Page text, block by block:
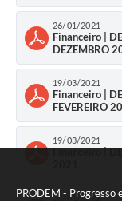
PRODEM - Progresso
26/01/2021
Financeiro |
DEZEMBRO
19/03/2021
Financeiro |
FEVEREIRO
19/03/2021
Financeiro |
26/01/2021